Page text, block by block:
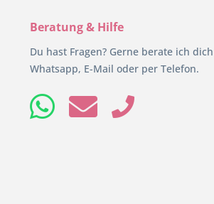
Beratung & Hilfe
Du hast Fragen? Gerne berate ich
Whatsapp, E-Mail oder per Telefon.